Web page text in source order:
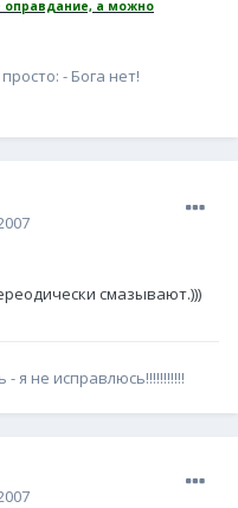
а можно
- Бога нет!
смазывают.)))
я не исправлюсь!!!!!!!!!!!